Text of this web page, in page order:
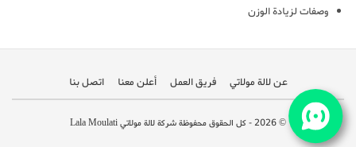
وصفات لزيادة الوزن
عن لالة مولاتي فريق العمل أعلن معنا اتصل بنا
© 2026 - كل الحقوق محفوظة شركة لالة مولاتي Lala Moulati